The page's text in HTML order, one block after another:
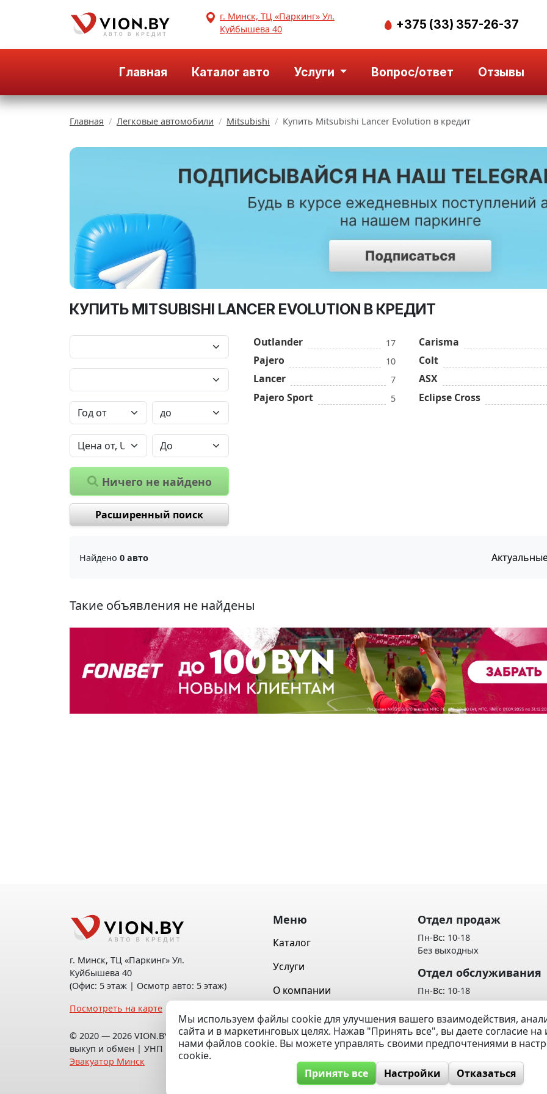
г. Минск, ТЦ «Паркинг» Ул.
Куйбышева 40
+375 (33) 357-26-37
Главная Каталог авто Услуги Вопрос/ответ Отзывы
Главная Легковые автомобили Mitsubishi Купить Mitsubishi Lancer Evolution в кредит
КУПИТЬ MITSUBISHI LANCER EVOLUTION В КРЕДИТ
Ничего не найдено
Расширенный поиск
Outlander 17
Pajero 10
Lancer 7
Pajero Sport 5
Carisma
Colt
ASX
Eclipse Cross
Найдено 0 авто
Такие объявления не найдены
г. Минск, ТЦ «Паркинг» Ул.
Куйбышева 40
(Офис: 5 этаж | Осмотр авто: 5 этаж)
Посмотреть на карте
© 2020 — 2026 VION.BY — Продажа,
выкуп и обмен | УНП 192961100 |
Эвакуатор Минск
Меню
Каталог
Услуги
О компании
Контакты
Вопрос / Ответ
Отдел продаж
Пн-Вс: 10-18
Без выходных
Отдел обслуживания
Пн-Вс: 10-18
Без выходных
Политика обработки
данных
Мы используем файлы cookie для улучшения вашего взаимодействия,
сайта и в маркетинговых целях. Нажав "Принять все", вы даете согласие
нами файлов cookie. Вы можете управлять своими предпочтениями в
cookie.
Принять все
Настройки Отказаться